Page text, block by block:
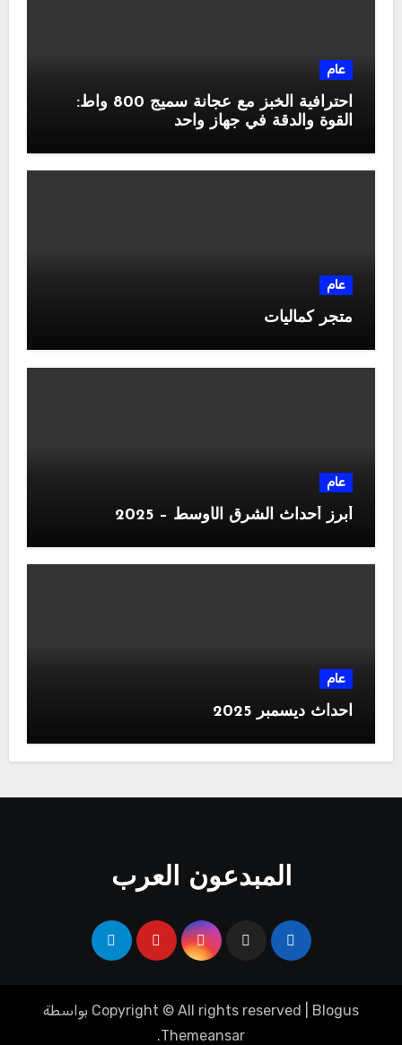
عام
احترافية الخبز مع عجانة سميج 800 واط:
القوة والدقة في جهاز واحد
عام
متجر كماليات
عام
أبرز أحداث الشرق الأوسط – 2025
عام
احداث ديسمبر 2025
المبدعون العرب
Copyright © All rights reserved Blogus
بواسطة
Themeansar
.